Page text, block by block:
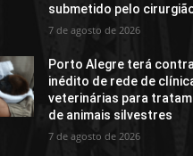
submetido pelo
7 de agosto de 2026
Porto Alegre terá
inédito de rede de
veterinárias para
de animais silvestres
7 de agosto de 2026